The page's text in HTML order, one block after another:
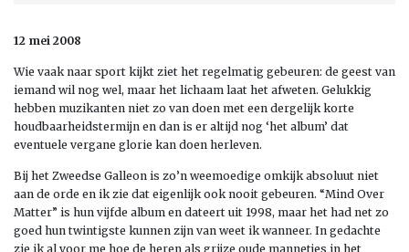
12 mei 2008
Wie vaak naar sport kijkt ziet het regelmatig gebeuren: de geest van
iemand wil nog wel, maar het lichaam laat het afweten. Gelukkig
hebben muzikanten niet zo van doen met een dergelijk korte
houdbaarheidstermijn en dan is er altijd nog ‘het album’ dat
eventuele vergane glorie kan doen herleven.
Bij het Zweedse Galleon is zo’n weemoedige omkijk absoluut niet
aan de orde en ik zie dat eigenlijk ook nooit gebeuren. “Mind Over
Matter” is hun vijfde album en dateert uit 1998, maar het had net zo
goed hun twintigste kunnen zijn van weet ik wanneer. In gedachte
zie ik al voor me hoe de heren als grijze oude mannetjes in het